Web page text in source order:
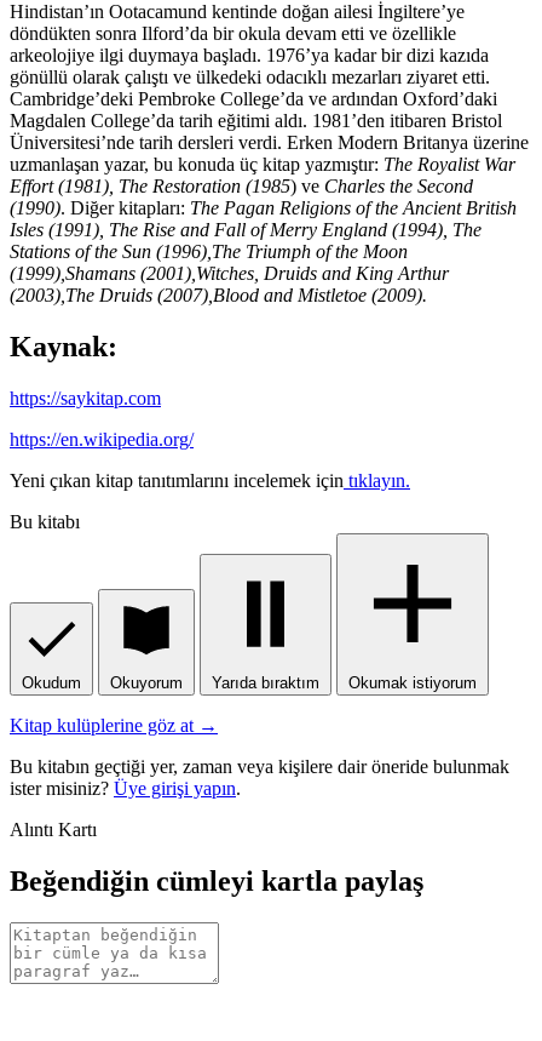
Hindistan’ın Ootacamund kentinde doğan ailesi İngiltere’ye
döndükten sonra Ilford’da bir okula devam etti ve özellikle
arkeolojiye ilgi duymaya başladı. 1976’ya kadar bir dizi kazıda
gönüllü olarak çalıştı ve ülkedeki odacıklı mezarları ziyaret etti.
Cambridge’deki Pembroke College’da ve ardından Oxford’daki
Magdalen College’da tarih eğitimi aldı. 1981’den itibaren Bristol
Üniversitesi’nde tarih dersleri verdi. Erken Modern Britanya üzerine
uzmanlaşan yazar, bu konuda üç kitap yazmıştır: The Royalist War
Effort (1981), The Restoration (1985) ve Charles the Second
(1990). Diğer kitapları: The Pagan Religions of the Ancient British
Isles (1991), The Rise and Fall of Merry England (1994), The
Stations of the Sun (1996),The Triumph of the Moon
(1999),Shamans (2001),Witches, Druids and King Arthur
(2003),The Druids (2007),Blood and Mistletoe (2009).
Kaynak:
https://saykitap.com
https://en.wikipedia.org/
Yeni çıkan kitap tanıtımlarını incelemek için tıklayın.
Bu kitabı
Okudum Okuyorum Yarıda bıraktım Okumak istiyorum
Kitap kulüplerine göz at →
Bu kitabın geçtiği yer, zaman veya kişilere dair öneride bulunmak
ister misiniz? Üye girişi yapın.
Alıntı Kartı
Beğendiğin cümleyi kartla paylaş
Alıntı
metni